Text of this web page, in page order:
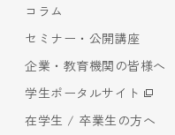
コラム
セミナー・公開講座
企業・教育機関の皆様へ
学生ポータルサイト
在学生 / 卒業生の方へ